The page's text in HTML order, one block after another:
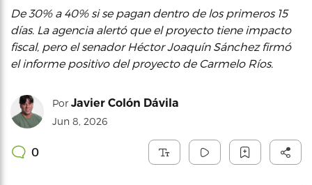
De 30% a 40% si se pagan dentro de los primeros 15
días. La agencia alertó que el proyecto tiene impacto
fiscal, pero el senador Héctor Joaquín Sánchez firmó
el informe positivo del proyecto de Carmelo Ríos.
Por Javier Colón Dávila
Jun 8, 2026
0